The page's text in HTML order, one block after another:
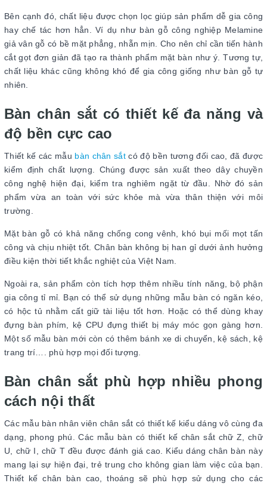
Bên cạnh đó, chất liệu được chọn lọc giúp sản phẩm dễ gia công
hay chế tác hơn hẳn. Ví dụ như bàn gỗ công nghiệp Melamine
giả vân gỗ có bề mặt phẳng, nhẵn mịn. Cho nên chỉ cần tiến hành
cắt gọt đơn giản đã tạo ra thành phẩm mặt bàn như ý. Tương tự,
chất liệu khác cũng không khó để gia công giống như bàn gỗ tự
nhiên.
Bàn chân sắt có thiết kế đa năng và
độ bền cực cao
Thiết kế các mẫu bàn chân sắtcó độ bền tương đối cao, đã được
kiểm định chất lượng. Chúng được sản xuất theo dây chuyền
công nghệ hiện đại, kiểm tra nghiêm ngặt từ đầu. Nhờ đó sản
phẩm vừa an toàn với sức khỏe mà vừa thân thiện với môi
trường.
Mặt bàn gỗ có khả năng chống cong vênh, khó bụi mối mọt tấn
công và chịu nhiệt tốt. Chân bàn không bị han gỉ dưới ảnh hưởng
điều kiện thời tiết khắc nghiệt của Việt Nam.
Ngoài ra, sản phẩm còn tích hợp thêm nhiều tính năng, bộ phận
gia công tỉ mỉ. Bạn có thể sử dụng những mẫu bàn có ngăn kéo,
có hộc tủ nhằm cất giữ tài liệu tốt hơn. Hoặc có thể dùng khay
đựng bàn phím, kệ CPU đựng thiết bị máy móc gọn gàng hơn.
Một số mẫu bàn mới còn có thêm bánh xe di chuyển, kệ sách, kệ
trang trí…. phù hợp mọi đối tượng.
Bàn chân sắt phù hợp nhiều phong
cách nội thất
Các mẫu bàn nhân viên chân sắt có thiết kế kiểu dáng vô cùng đa
dạng, phong phú. Các mẫu bàn có thiết kế chân sắt chữ Z, chữ
U, chữ I, chữ T đều được đánh giá cao. Kiểu dáng chân bàn này
mang lại sự hiện đại, trẻ trung cho không gian làm việc của bạn.
Thiết kế chân bàn cao, thoáng sẽ phù hợp sử dụng cho các